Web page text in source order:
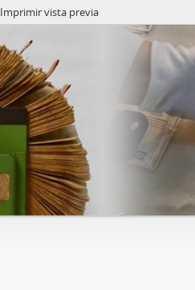
Imprimir vista previa